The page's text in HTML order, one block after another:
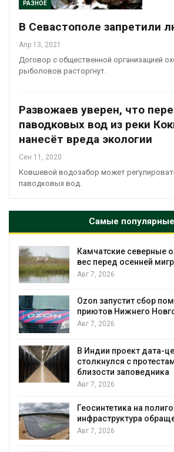
РАЗНОЕ
В Севастополе запретили
Апр 13, 2021
Договор с общественной организацией
рыболовов расторгнут.
Развожаев уверен, что
паводковых вод из реки
нанесёт вреда экологии
Сен 11, 2020
Ковшевой водозабор может
паводковых вод.
Самые популярные
Камчатские северные
вес перед осенней
Авг 7, 2026
Ozon запустит сбор
приютов Нижнего
Авг 7, 2026
В Индии проект дата-
столкнулся с
близости заповедника
Авг 7, 2026
Геосинтетика на
инфраструктура
Авг 7, 2026